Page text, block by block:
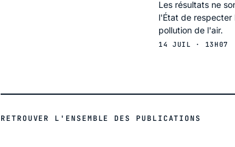
Les résultats ne
l'État de respecter
pollution de l'air.
14 JUIL · 13H07
RETROUVER L'ENSEMBLE DES PUBLICATIONS